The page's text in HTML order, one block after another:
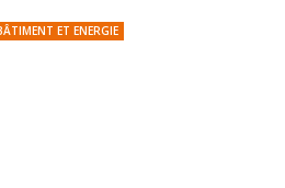
ET ENERGIE